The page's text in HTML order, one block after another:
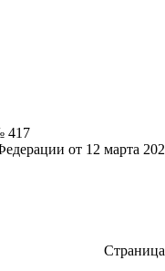
417
от 12 марта